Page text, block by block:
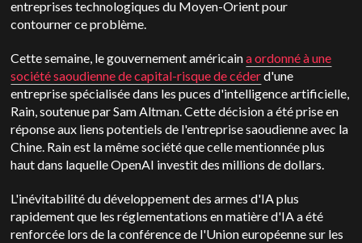
entreprises technologiques du Moyen-Orient pour
contourner ce problème.
Cette semaine, le gouvernement américaina ordonné à une
société saoudienne de capital-risque de céderd'une
entreprise spécialisée dans les puces d'intelligence artificielle,
Rain, soutenue par Sam Altman. Cette décision a été prise en
réponse aux liens potentiels de l'entreprise saoudienne avec la
Chine. Rain est la même société que celle mentionnée plus
haut dans laquelle OpenAI investit des millions de dollars.
L'inévitabilité du développement des armes d'IA plus
rapidement que les réglementations en matière d'IA a été
renforcée lors de la conférence de l'Union européenne sur les